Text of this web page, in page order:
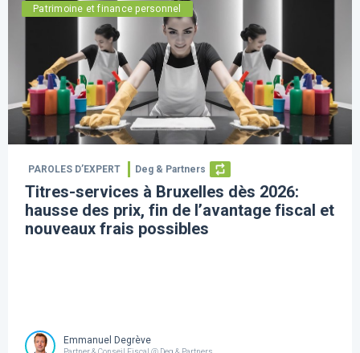
Patrimoine et finance personnel
PAROLES D’EXPERT Deg & Partners
Titres-services à Bruxelles dès 2026:
hausse des prix, fin de l’avantage fiscal et
nouveaux frais possibles
Emmanuel Degrève